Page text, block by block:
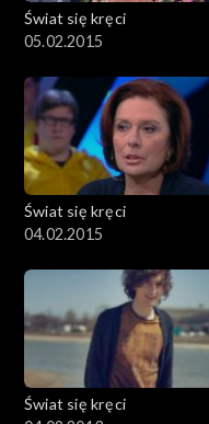
Świat się kręci
05.02.2015
Świat się kręci
04.02.2015
Świat się kręci